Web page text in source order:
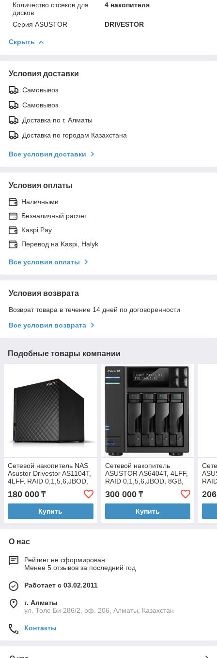
Количество отсеков для
дисков
4 накопителя
Серия ASUSTOR DRIVESTOR
Скрыть
Условия доставки
Самовывоз
Самовывоз
Доставка по г. Алматы
Доставка по городам Казахстана
Все условия доставки
Условия оплаты
Наличными
Безналичный расчет
Kaspi Pay
Перевод на Kaspi, Halyk
Все условия оплаты
Условия возврата
Возврат товара в течение 14 дней по договоренности
Все условия возврата
Подобные товары компании
Сетевой накопитель NAS
Asustor Drivestor AS1104T,
4LFF, RAID 0,1,5,6,JBOD,
1GB, 1x2.5GbE, 2xUSB
3.2, 90W
180 000 ₸
Купить
Сетевой накопитель
ASUSTOR AS6404T, 4LFF,
RAID 0,1,5,6,JBOD, 8GB,
2x1GbE, 3xUSB 3.0 TypeA,
USB 3.0, HDMI
300 000₸
Купить
3.2,
О нас
Рейтинг не сформирован
Менее 5 отзывов за последний год
Работает с 03.02.2011
г. Алматы
ул. Толе Би 286/2, оф. 206, Алматы, Казахстан
Контакты